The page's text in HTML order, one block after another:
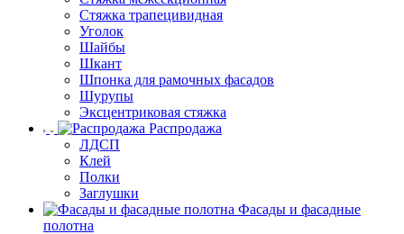
Стяжка трапецивидная
Уголок
Шайбы
Шкант
Шпонка для рамочных фасадов
Шурупы
Эксцентриковая стяжка
Распродажа
ЛДСП
Клей
Полки
Заглушки
Фасады и фасадные
полотна